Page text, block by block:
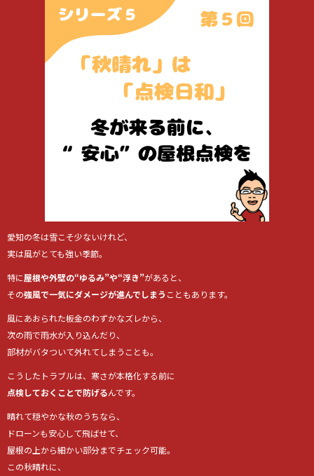
愛知の冬は雪こそ少ないけれど、
実は風がとても強い季節。
特に屋根や外壁の“ゆるみ”や“浮き”があると、
その強風で一気にダメージが進んでしまう こともあります。
風にあおられた板金のわずかなズレから、
次の雨で雨水が入り込んだり、
部材がバタついて外れてしまうことも。
こうしたトラブルは、寒さが本格化する前に
点検しておくことで防げるんです。
晴れて穏やかな秋のうちなら、
ドローンも安心して飛ばせて、
屋根の上から細かい部分までチェック可能。
この秋晴れに、